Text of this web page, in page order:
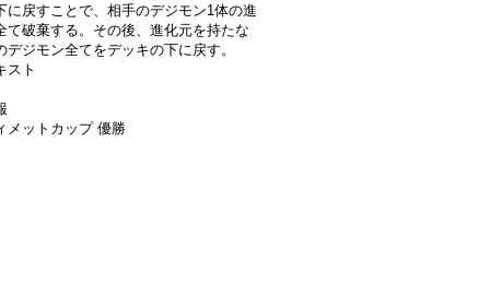
に戻すことで、相手のデジモン1体の進
て破棄する。その後、進化元を持たな
デジモン全てをデッキの下に戻す。
スト
メットカップ 優勝